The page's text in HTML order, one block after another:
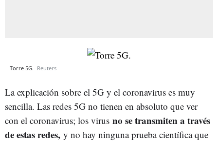
Torre 5G. Reuters
La explicación sobre el 5G y el coronavirus es muy
sencilla. Las redes 5G no tienen en absoluto que ver
con el coronavirus; los virus no se transmiten a través
de estas redes, y no hay ninguna prueba científica que